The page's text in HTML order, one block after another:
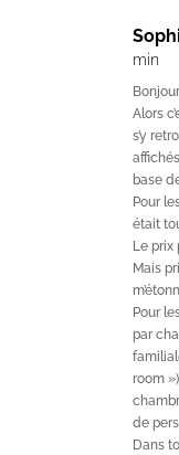
min
Alors
s’y
base
Pour
était
Le
Mais
Pour
par
room
de
Dans